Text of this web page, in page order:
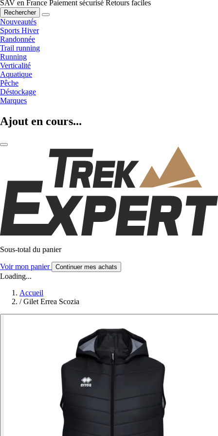
SAV en France Paiement sécurisé Retours faciles
Rechercher
Nouveautés
Sports Hiver
Randonnée
Trail running
Running
Verticalité
Aquatique
Pêche
Déstockage
Marques
Ajout en cours...
Sous-total du panier
Voir mon panier Continuer mes achats
Loading...
Accueil
/ Gilet Errea Scozia